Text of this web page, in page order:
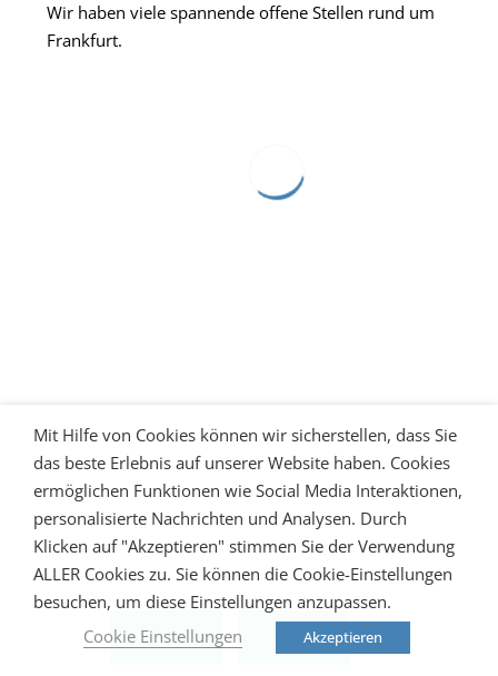
Wir haben viele spannende offene Stellen rund um
Frankfurt.
Mit Hilfe von Cookies können wir sicherstellen, dass Sie
das beste Erlebnis auf unserer Website haben. Cookies
ermöglichen Funktionen wie Social Media Interaktionen,
personalisierte Nachrichten und Analysen. Durch
Klicken auf "Akzeptieren" stimmen Sie der Verwendung
ALLER Cookies zu. Sie können die Cookie-Einstellungen
besuchen, um diese Einstellungen anzupassen.
Cookie Einstellungen
Akzeptieren